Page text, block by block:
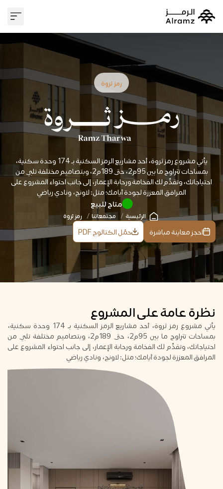
رمز ثروة
يأتي مشروع رمز ثروة، أحد مشاريع الرمز السكنية بـ 174 وحدة سكنية،
بمساحات تتراوح ما بين 95م2، حتى 189م2، وبتصاميم مختلفة تلبي من
احتياجاتك، وتقدِّم لك الفخامة ورحابة الإعمار، إلى جانب احتواء المشروع على
المرافق المعززة لجودة أيامك؛ مثل: لاونج، ونادي رياضي
متاح للبيع
الرئيسية مجتمعاتنا رمز ثروة
احجز معاينة مباشرة حمّل الكتالوج PDF
نظرة عامة على المشروع
يأتي مشروع رمز ثروة، أحد مشاريع الرمز السكنية بـ 174 وحدة سكنية،
بمساحات تتراوح ما بين 95م2، حتى 189م2، وبتصاميم مختلفة تلبي من
احتياجاتك، وتقدِّم لك الفخامة ورحابة الإعمار، إلى جانب احتواء المشروع على
المرافق المعززة لجودة أيامك؛ مثل: لاونج، ونادي رياضي